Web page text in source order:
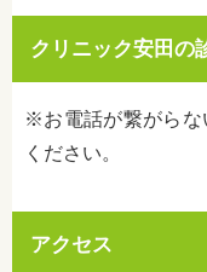
クリニック安田の
※お電話が繋がらな
ください。
アクセス